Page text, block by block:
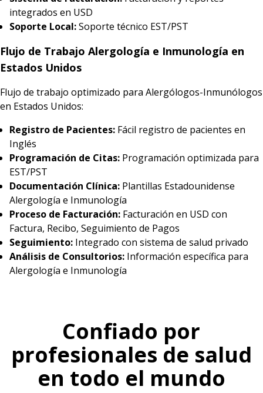
integrados en USD
Soporte Local:Soporte técnico EST/PST
Flujo de Trabajo Alergología e Inmunología en
Estados Unidos
Flujo de trabajo optimizado para Alergólogos-Inmunólogos
en Estados Unidos:
Registro de Pacientes: Fácil registro de pacientes en
Inglés
Programación de Citas: Programación optimizada para
EST/PST
Documentación Clínica: Plantillas Estadounidense
Alergología e Inmunología
Proceso de Facturación: Facturación en USD con
Factura, Recibo, Seguimiento de Pagos
Seguimiento: Integrado con sistema de salud privado
Análisis de Consultorios: Información específica para
Alergología e Inmunología
Confiado por
profesionales de salud
en todo el mundo